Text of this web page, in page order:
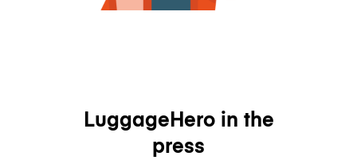
LuggageHero in the
press